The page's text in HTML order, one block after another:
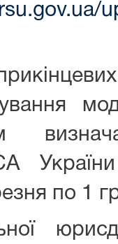
України
по 1